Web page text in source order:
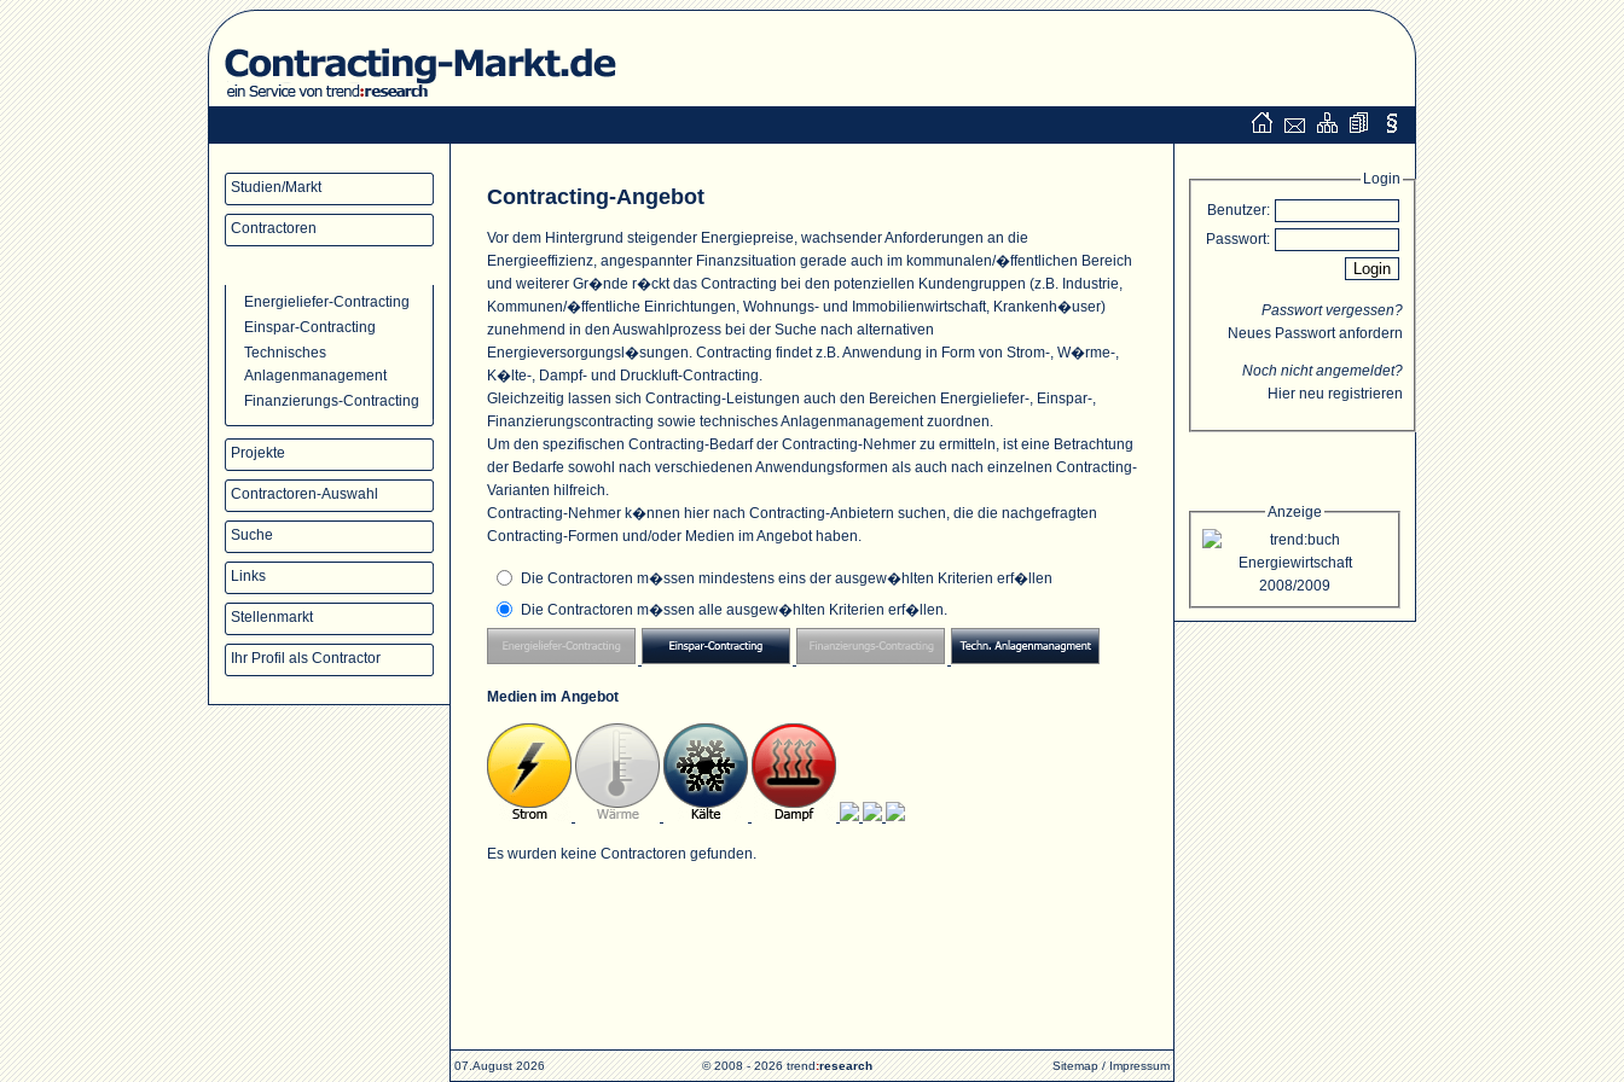
Studien/Markt
Contractoren
Energieliefer-Contracting
Einspar-Contracting
Technisches
Anlagenmanagement
Finanzierungs-Contracting
Projekte
Contractoren-Auswahl
Suche
Links
Stellenmarkt
Ihr Profil als Contractor
Contracting-Angebot
Vor dem Hintergrund steigender Energiepreise, wachsender Anforderungen an die
Energieeffizienz, angespannter Finanzsituation gerade auch im kommunalen/�ffentlichen Bereich
und weiterer Gr�nde r�ckt das Contracting bei den potenziellen Kundengruppen (z.B. Industrie,
Kommunen/�ffentliche Einrichtungen, Wohnungs- und Immobilienwirtschaft, Krankenh�user)
zunehmend in den Auswahlprozess bei der Suche nach alternativen
Energieversorgungsl�sungen. Contracting findet z.B. Anwendung in Form von Strom-, W�rme-,
K�lte-, Dampf- und Druckluft-Contracting.
Gleichzeitig lassen sich Contracting-Leistungen auch den Bereichen Energieliefer-, Einspar-,
Finanzierungscontracting sowie technisches Anlagenmanagement zuordnen.
Um den spezifischen Contracting-Bedarf der Contracting-Nehmer zu ermitteln, ist eine Betrachtung
der Bedarfe sowohl nach verschiedenen Anwendungsformen als auch nach einzelnen Contracting-
Varianten hilfreich.
Contracting-Nehmer k�nnen hier nach Contracting-Anbietern suchen, die die nachgefragten
Contracting-Formen und/oder Medien im Angebot haben.
Die Contractoren m�ssen mindestens eins der ausgew�hlten Kriterien erf�llen
Die Contractoren m�ssen alle ausgew�hlten Kriterien erf�llen.
Medien im Angebot
Es wurden keine Contractoren gefunden.
Login
Benutzer:
Passwort:
Passwort vergessen?
Neues Passwort anfordern
Noch nicht angemeldet?
Hier neu registrieren
Anzeige
07.August 2026 © 2008 - 2026 trend:research Sitemap/Impressum